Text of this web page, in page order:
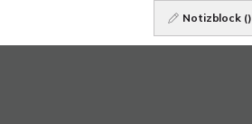
Notizblock ()